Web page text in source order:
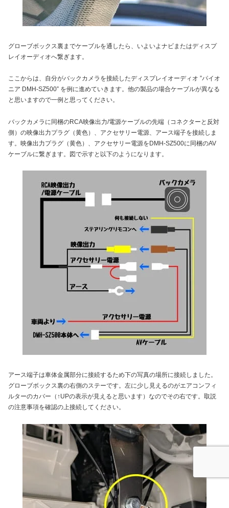
グローブボックス裏までケーブルを通したら、いよいよナビまたはディスプ
レイオーディオへ繋ぎます。
ここからは、自分がバックカメラを接続したディスプレイオーディオ ”パイオ
ニア DMH-SZ500” を例に進めていきます。他の製品の場合ケーブルが異なる
と思いますので一例と思ってください。
バックカメラに同梱のRCA映像出力/電源ケーブルの先端（コネクターと反対
側）の映像出力プラグ（黄色）、アクセサリー電源、アース端子を接続しま
す。映像出力プラグ（黄色）、アクセサリー電源をDMH-SZ500に同梱のAV
ケーブルに繋ぎます。図で示すと以下のようになります。
アース端子は車体金属部分に接続するため下の写真の場所に接続しました。
グローブボックス裏の右側のステーです。左に少し見えるのがエアコンフィ
ルターのカバー（↑UPの表示が見えると思います）なのでその右です。取説
の注意事項を確認の上接続してください。